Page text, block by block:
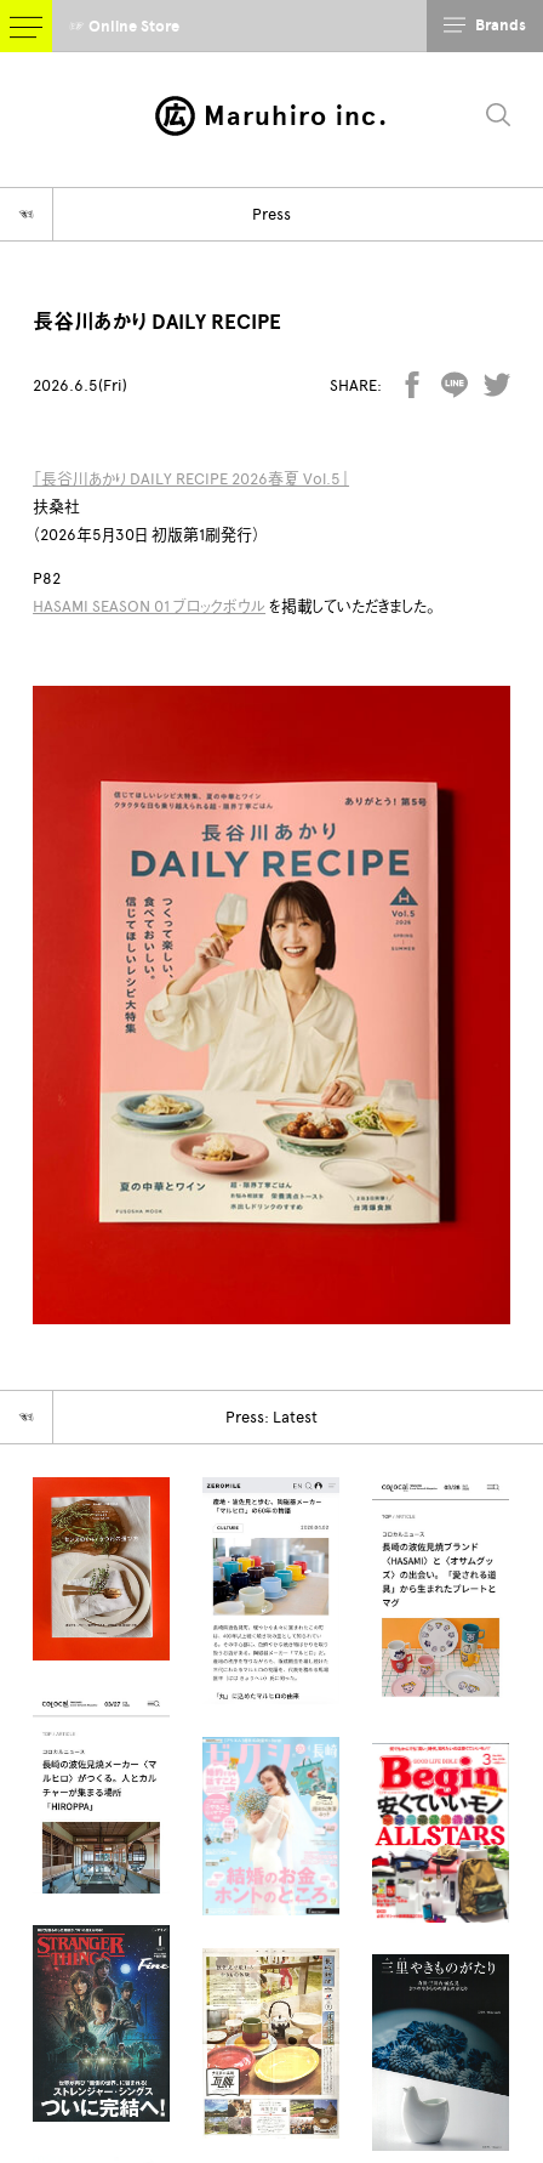
Maruhiro inc.
☞ Online Store Brands
Press
☜
長谷川あかり DAILY RECIPE
2026.6.5(Fri) SHARE:
「長谷川あかり DAILY RECIPE 2026春夏 Vol.5」
扶桑社
（2026年5月30日 初版第1刷発行）
P82
HASAMI SEASON 01 ブロックボウル を掲載していただきました。
Press: Latest
☜